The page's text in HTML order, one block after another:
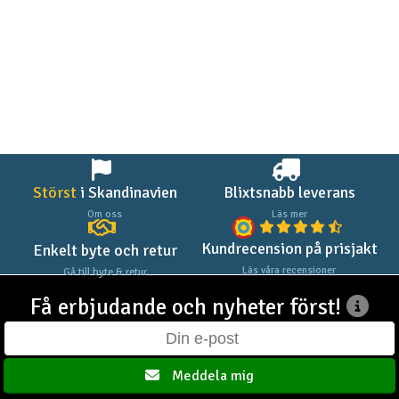
Störsti Skandinavien
Om oss
Blixtsnabb leverans
Läs mer
Enkelt byte och retur
Gå till byte & retur
Kundrecension på prisjakt
Läs våra recensioner
Få erbjudande och nyheter först!
Meddela mig